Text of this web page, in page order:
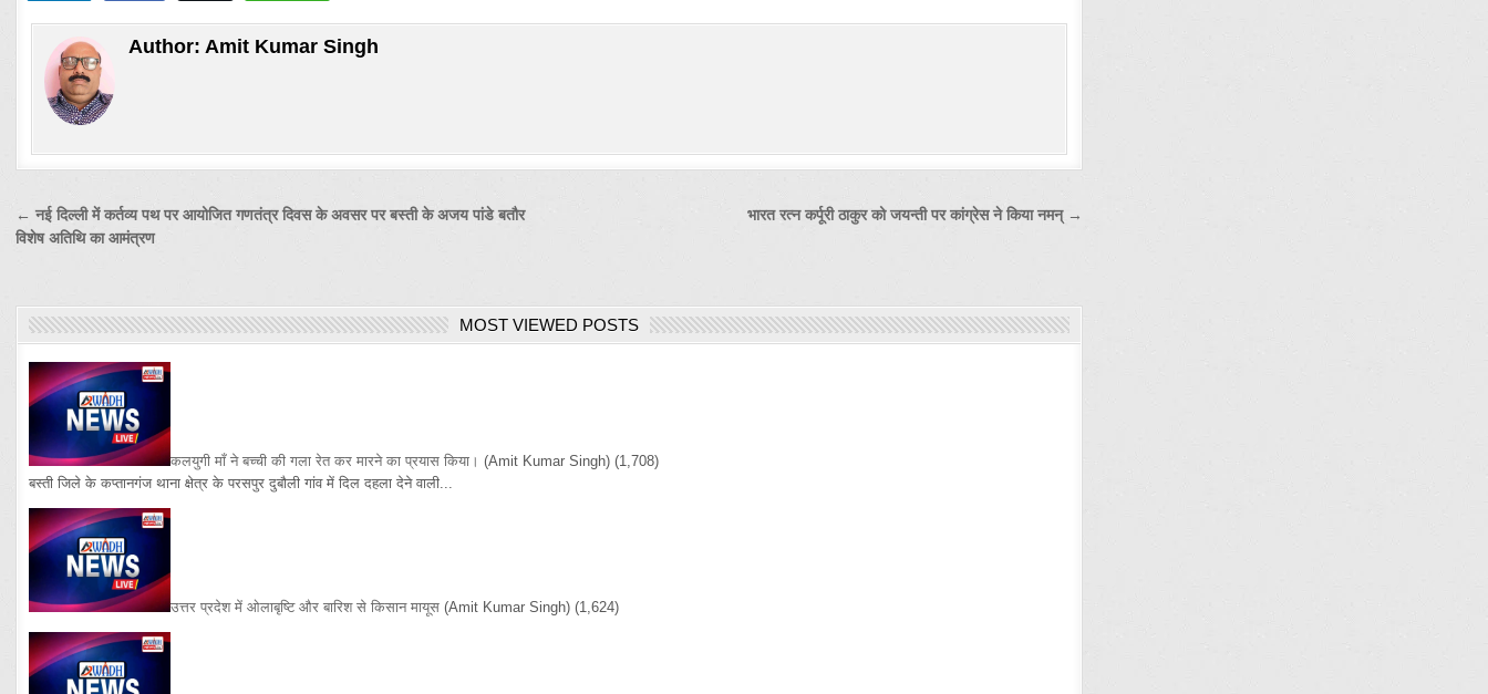
Author: Amit Kumar Singh
Post
navigation
भारत रत्न कर्पूरी ठाकुर को जयन्ती पर कांग्रेस ने किया नमन् →
← नई दिल्ली में कर्तव्य पथ पर आयोजित गणतंत्र दिवस के अवसर पर बस्ती के अजय पांडे बतौर
विशेष अतिथि का आमंत्रण
MOST VIEWED POSTS
कलयुगी माँ ने बच्ची की गला रेत कर मारने का प्रयास किया। (Amit Kumar Singh) (1,708)
बस्ती जिले के कप्तानगंज थाना क्षेत्र के परसपुर दुबौली गांव में दिल दहला देने वाली...
उत्तर प्रदेश में ओलाबृष्टि और बारिश से किसान मायूस (Amit Kumar Singh) (1,624)